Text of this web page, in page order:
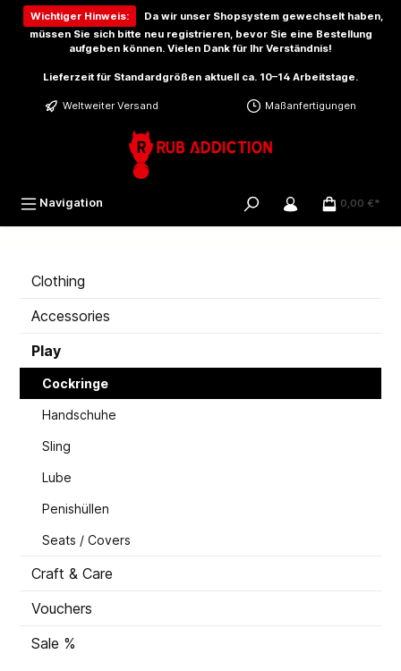
springen
Wichtiger Hinweis:
Da wir unser Shopsystem gewechselt haben,
müssen Sie sich bitte neu registrieren, bevor Sie eine Bestellung
aufgeben können. Vielen Dank für Ihr Verständnis!
Lieferzeit für Standardgrößen aktuell ca. 10–14 Arbeitstage.
Weltweiter Versand Maßanfertigungen
Navigation 0,00 €*
Clothing
Accessories
Play
Cockringe
Handschuhe
Sling
Lube
Penishüllen
Seats / Covers
Craft & Care
Vouchers
Sale %